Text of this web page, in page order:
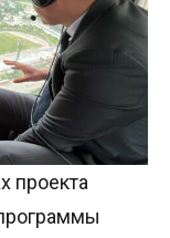
проекта